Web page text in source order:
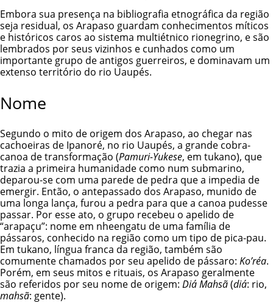
Embora sua presença na bibliografia etnográfica da região
seja residual, os Arapaso guardam conhecimentos míticos
e históricos caros ao sistema multiétnico rionegrino, e são
lembrados por seus vizinhos e cunhados como um
importante grupo de antigos guerreiros, e dominavam um
extenso território do rio Uaupés.
Nome
Segundo o mito de origem dos Arapaso, ao chegar nas
cachoeiras de Ipanoré, no rio Uaupés, a grande cobra-
canoa de transformação (Pamuri-Yukese, em tukano), que
trazia a primeira humanidade como num submarino,
deparou-se com uma parede de pedra que a impedia de
emergir. Então, o antepassado dos Arapaso, munido de
uma longa lança, furou a pedra para que a canoa pudesse
passar. Por esse ato, o grupo recebeu o apelido de
“arapaçu”: nome em nheengatu de uma família de
pássaros, conhecido na região como um tipo de pica-pau.
Em tukano, língua franca da região, também são
comumente chamados por seu apelido de pássaro: Ko’réa.
Porém, em seus mitos e rituais, os Arapaso geralmente
são referidos por seu nome de origem: Diá Mahsã(diá: rio,
mahsã: gente).